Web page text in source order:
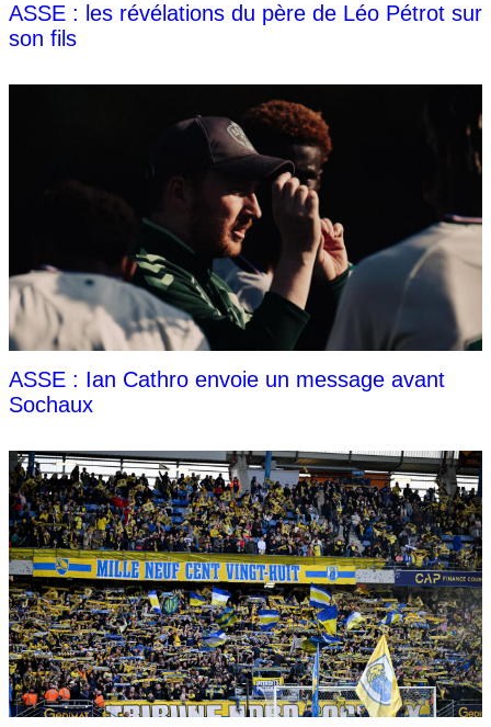
ASSE : les révélations du père de Léo Pétrot sur
son fils
ASSE : Ian Cathro envoie un message avant
Sochaux